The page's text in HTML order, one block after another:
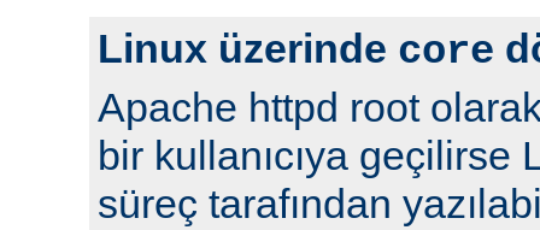
Linux üzerinde core
Apache httpd root
bir kullanıcıya geçilirse
süreç tarafından